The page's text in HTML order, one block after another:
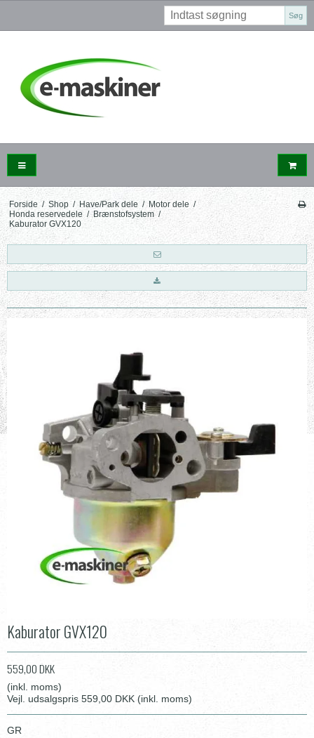
Søg
Forside / Shop / Have/Park dele / Motor dele /
Honda reservedele / Brænstofsystem /
Kaburator GVX120
Kaburator GVX120
559,00 DKK
(inkl. moms)
Vejl. udsalgspris 559,00 DKK (inkl. moms)
GR